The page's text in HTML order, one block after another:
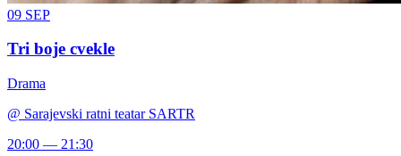
09 SEP
Tri boje cvekle
Drama
@ Sarajevski ratni teatar SARTR
20:00 — 21:30